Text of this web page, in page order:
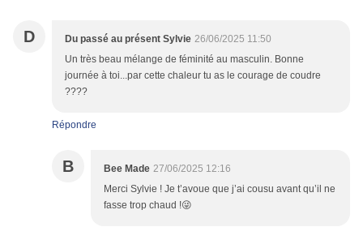
D Du passé au présent Sylvie 26/06/2025 11:50
Un très beau mélange de féminité au masculin. Bonne
journée à toi...par cette chaleur tu as le courage de coudre
????
Répondre
B Bee Made 27/06/2025 12:16
Merci Sylvie ! Je t’avoue que j’ai cousu avant qu’il ne
fasse trop chaud !😜